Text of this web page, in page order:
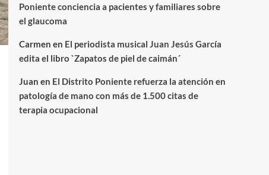
Poniente conciencia a pacientes y familiares sobre
el glaucoma
Carmen en El periodista musical Juan Jesús García
edita el libro `Zapatos de piel de caimán´
Juan en El Distrito Poniente refuerza la atención en
patología de mano con más de 1.500 citas de
terapia ocupacional